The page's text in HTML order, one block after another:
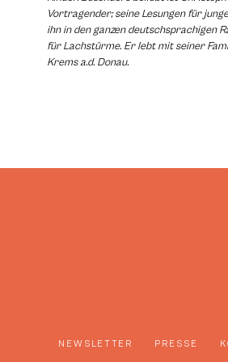
Vortragender; seine Lesungen für
ihn in den ganzen deutschsprachigen
für Lachstürme. Er lebt mit seiner
Krems a.d. Donau.
NEWSLETTER PRESSE